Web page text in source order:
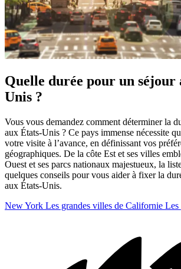
Quelle durée pour un séjour
Unis ?
Vous vous demandez comment déterminer la
aux États-Unis ? Ce pays immense nécessite
votre visite à l’avance, en définissant vos
géographiques. De la côte Est et ses villes
Ouest et ses parcs nationaux majestueux, la
quelques conseils pour vous aider à fixer la
aux États-Unis.
New York Les grandes villes de Californie Les